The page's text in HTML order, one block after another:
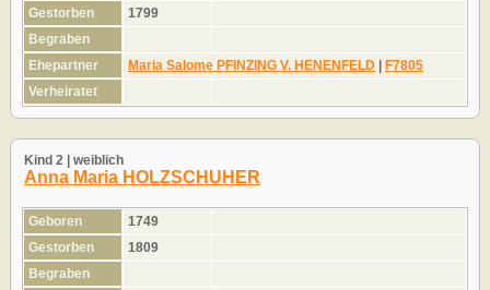
Gestorben
1799
Begraben
Ehepartner
Maria Salome PFINZING V. HENENFELD | F7805
Verheiratet
Kind 2 | weiblich
Anna Maria HOLZSCHUHER
Geboren
1749
Gestorben
1809
Begraben